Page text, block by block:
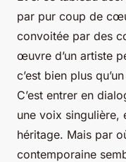
par pur coup de
convoitée par des
œuvre d’un artiste
c’est bien plus
C’est entrer en
une voix singulière,
héritage. Mais par
contemporaine